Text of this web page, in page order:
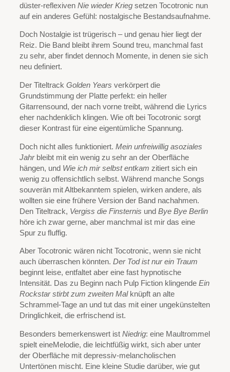
düster-reflexiven Nie wieder Krieg setzen Tocotronic nun
auf ein anderes Gefühl: nostalgische Bestandsaufnahme.
Doch Nostalgie ist trügerisch – und genau hier liegt der
Reiz. Die Band bleibt ihrem Sound treu, manchmal fast
zu sehr, aber findet dennoch Momente, in denen sie sich
neu definiert.
Der Titeltrack Golden Years verkörpert die
Grundstimmung der Platte perfekt: ein heller
Gitarrensound, der nach vorne treibt, während die Lyrics
eher nachdenklich klingen. Wie oft bei Tocotronic sorgt
dieser Kontrast für eine eigentümliche Spannung.
Doch nicht alles funktioniert. Mein unfreiwillig asoziales
Jahrbleibt mit ein wenig zu sehr an der Oberfläche
hängen, und Wie ich mir selbst entkam zitiert sich ein
wenig zu offensichtlich selbst. Während manche Songs
souverän mit Altbekanntem spielen, wirken andere, als
wollten sie eine frühere Version der Band nachahmen.
Den Titeltrack, Vergiss die Finsternis und Bye Bye Berlin
höre ich zwar gerne, aber manchmal ist mir das eine
Spur zu fluffig.
Aber Tocotronic wären nicht Tocotronic, wenn sie nicht
auch überraschen könnten. Der Tod ist nur ein Traum
beginnt leise, entfaltet aber eine fast hypnotische
Intensität. Das zu Beginn nach Pulp Fiction klingende Ein
Rockstar stirbt zum zweiten Malknüpft an alte
Schrammel-Tage an und tut das mit einer ungekünstelten
Dringlichkeit, die erfrischend ist.
Besonders bemerkenswert ist Niedrig: eine Maultrommel
spielt eineMelodie, die leichtfüßig wirkt, sich aber unter
der Oberfläche mit depressiv-melancholischen
Untertönen mischt. Eine kleine Studie darüber, wie gut